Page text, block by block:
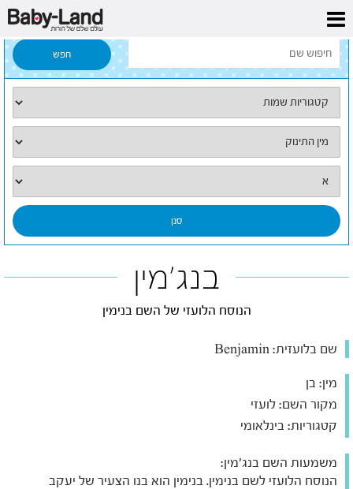
דף הבית
בנג'מין
הנוסח הלועזי של השם בנימין
שם בלועזית:
מין: בן
מקור השם: לועזי
קטגוריות: בינלאומי
משמעות השם בנג'מין:
הנוסח הלועזי לשם בנימין. בנימין הוא בנו הצעיר של יעקב